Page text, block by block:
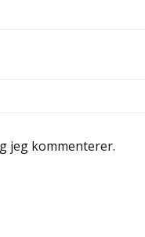
jeg kommenterer.